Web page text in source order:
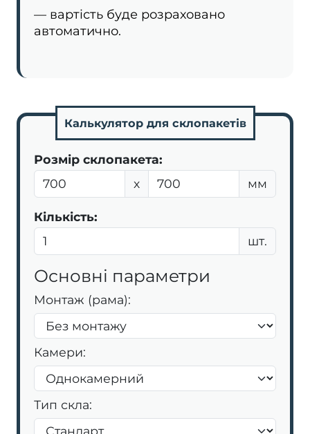
— вартість буде розраховано
автоматично.
Калькулятор для склопакетів
Розмір склопакета:
х
мм
Кількість:
шт.
Основні параметри
Монтаж (рама):
Камери:
Тип скла: